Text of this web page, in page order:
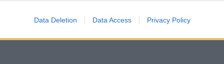
Data Deletion Data Access Privacy Policy